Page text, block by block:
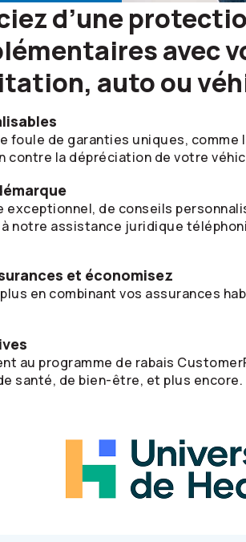
d’une
avec
auto ou
foule de garanties uniques,
contre la dépréciation de votre
exceptionnel, de conseils
à notre assistance juridique
et économisez
en combinant vos assurances
au programme de rabais
santé, de bien-être, et plus encore.